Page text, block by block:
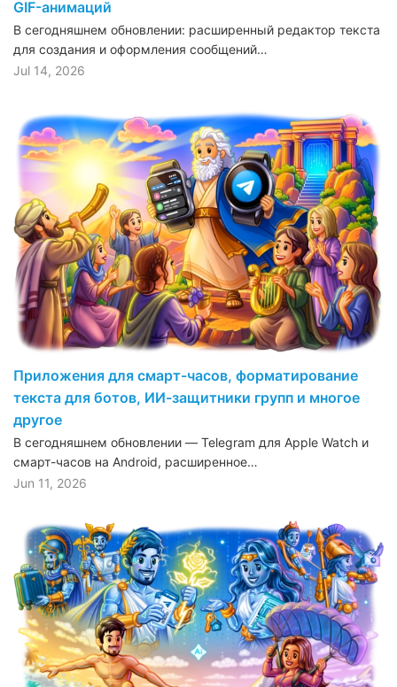
GIF-анимаций
В сегодняшнем обновлении: расширенный редактор текста
для создания и оформления сообщений…
Jul 14, 2026
Приложения для смарт-часов, форматирование
текста для ботов, ИИ-защитники групп и многое
другое
В сегодняшнем обновлении — Telegram для Apple Watch и
смарт-часов на Android, расширенное…
Jun 11, 2026